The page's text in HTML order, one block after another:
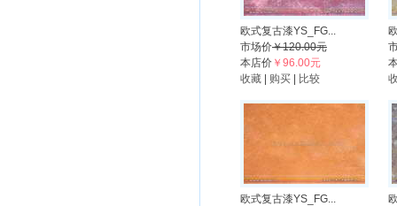
欧式复古漆YS_FG...
市场价￥120.00元
本店价 ￥96.00元
收藏
购买 比较
欧式复古漆YS_FG...